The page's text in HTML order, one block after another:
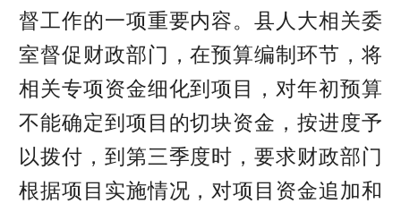
督工作的一项重要内容。县人大相关委
室督促财政部门，在预算编制环节，将
相关专项资金细化到项目，对年初预算
不能确定到项目的切块资金，按进度予
以拨付，到第三季度时，要求财政部门
根据项目实施情况，对项目资金追加和